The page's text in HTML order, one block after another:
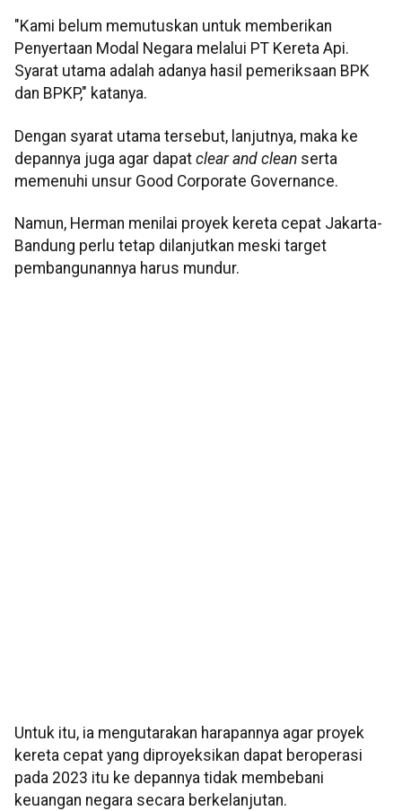
"Kami belum memutuskan untuk memberikan
Penyertaan Modal Negara melalui PT Kereta Api.
Syarat utama adalah adanya hasil pemeriksaan BPK
dan BPKP," katanya.
Dengan syarat utama tersebut, lanjutnya, maka ke
depannya juga agar dapat clear and clean serta
memenuhi unsur Good Corporate Governance.
Namun, Herman menilai proyek kereta cepat Jakarta-
Bandung perlu tetap dilanjutkan meski target
pembangunannya harus mundur.
Untuk itu, ia mengutarakan harapannya agar proyek
kereta cepat yang diproyeksikan dapat beroperasi
pada 2023 itu ke depannya tidak membebani
keuangan negara secara berkelanjutan.